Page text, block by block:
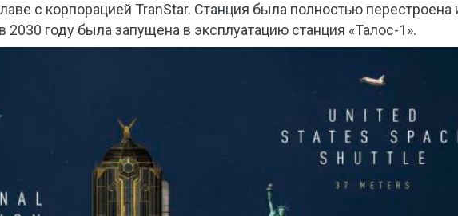
с корпорацией TranStar. Станция была полностью перестроена
году была запущена в эксплуатацию станция «Талос-1».